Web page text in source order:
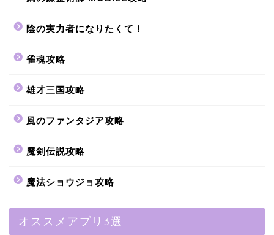
陰の実力者になりたくて！
雀魂攻略
雄才三国攻略
風のファンタジア攻略
魔剣伝説攻略
魔法ショウジョ攻略
オススメアプリ3選